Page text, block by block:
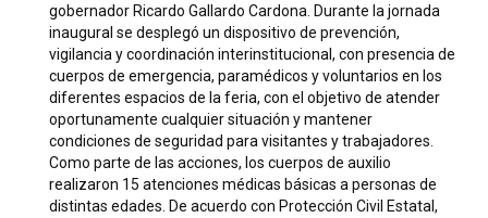
gobernador Ricardo Gallardo Cardona. Durante la jornada
inaugural se desplegó un dispositivo de prevención,
vigilancia y coordinación interinstitucional, con presencia de
cuerpos de emergencia, paramédicos y voluntarios en los
diferentes espacios de la feria, con el objetivo de atender
oportunamente cualquier situación y mantener
condiciones de seguridad para visitantes y trabajadores.
Como parte de las acciones, los cuerpos de auxilio
realizaron 15 atenciones médicas básicas a personas de
distintas edades. De acuerdo con Protección Civil Estatal,